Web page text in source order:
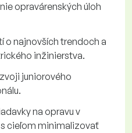
opravárenských úloh
o najnovších trendoch a
inžinierstva.
juniorového
na opravu v
cieľom minimalizovať